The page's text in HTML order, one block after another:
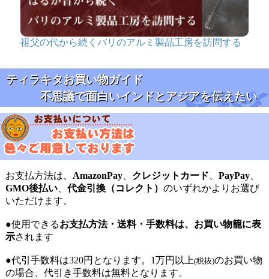
祖父の代から続くバリのアルミ製品工房を訪問する
ティラキタお買い物ガイド
不思議で面白いインドとアジアを伝えたい
お支払方法は、 AmazonPay、 クレジットカード PayPay、
GMO後払い、代金引換（コレクト） のいずれかよりお選び
いただけます。
●使用できるお支払方法・送料・手数料は、お買い物籠に表
示されます
●代引手数料は320円となります。1万円以上(税抜)のお買い物
の場合、代引き手数料は無料となります。